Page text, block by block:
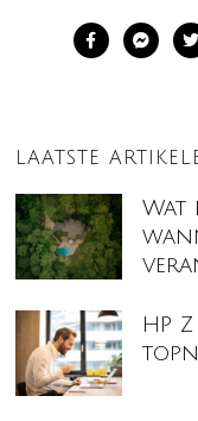
LAATSTE
Wat
HP